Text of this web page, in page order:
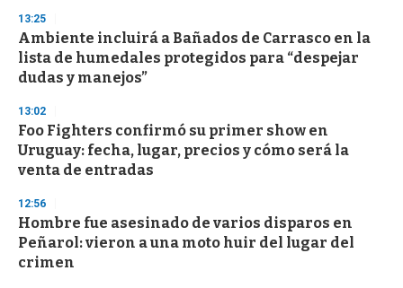
s
e
c
o
n
13:25
Ambiente incluirá a Bañados de Carrasco en la
lista de humedales protegidos para “despejar
dudas y manejos”
13:02
Foo Fighters confirmó su primer show en
Uruguay: fecha, lugar, precios y cómo será la
venta de entradas
12:56
Hombre fue asesinado de varios disparos en
Peñarol: vieron a una moto huir del lugar del
crimen